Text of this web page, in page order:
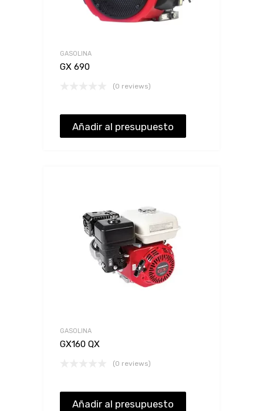
GASOLINA
GX 690
(0 reviews)
Añadir al presupuesto
GASOLINA
GX160 QX
(0 reviews)
Añadir al presupuesto